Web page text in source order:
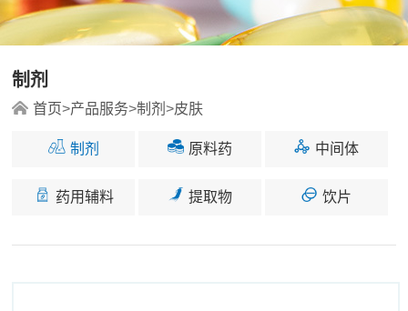
制剂
首页>产品服务>制剂>皮肤
制剂 原料药 中间体
药用辅料 提取物 饮片